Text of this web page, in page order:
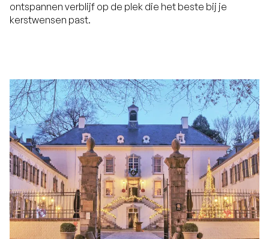
ontspannen verblijf op de plek die het beste bij je
kerstwensen past.